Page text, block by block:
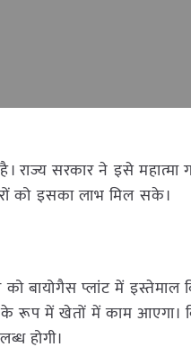
सरकार ने इसे महात्मा
को इसका लाभ मिल सके।
बायोगैस प्लांट में इस्तेमाल
रूप में खेतों में काम आएगा।
होगी।